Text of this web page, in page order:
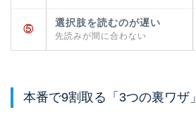
⑤
選択肢を読むのが遅い
先読みが間に合わない
本番で9割取る「3つの裏ワザ」